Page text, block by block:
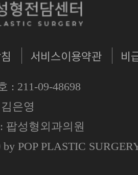
서비스이용약관 비
: 211-09-48698
은영
팝성형외과의원
by POP PLASTIC